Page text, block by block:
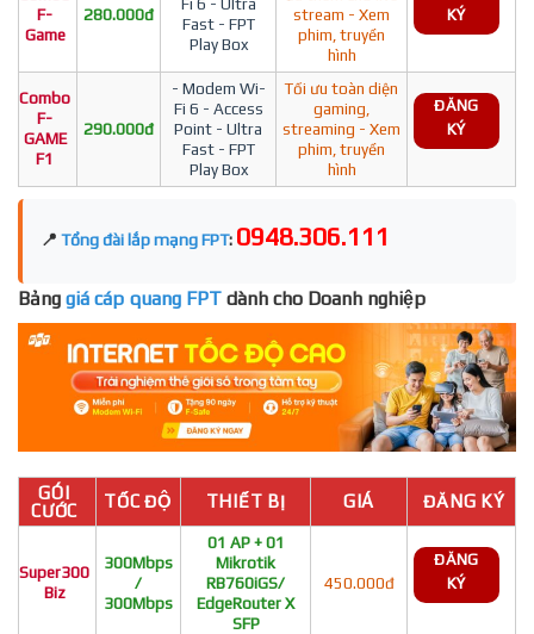
F-
Game
280.000đ
Fast - FPT
Play Box
stream - Xem
phim, truyền
hình
KÝ
Combo
F-
GAME
F1
290.000đ
- Modem Wi-
Fi 6 - Access
Point - Ultra
Fast - FPT
Play Box
Tối ưu toàn diện
gaming,
streaming - Xem
phim, truyền
hình
ĐĂNG
KÝ
📍 Tổng đài lắp mạng FPT: 0948.306.111
Bảng giá cáp quang FPT dành cho Doanh nghiệp
GÓI
CƯỚC
TỐC ĐỘ THIẾT BỊ GIÁ ĐĂNG KÝ
Super300
Biz
300Mbps
/
300Mbps
01 AP + 01
Mikrotik
RB760iGS/
EdgeRouter X
SFP
450.000đ
ĐĂNG
KÝ